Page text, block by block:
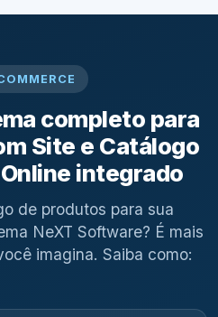
completo para
Site e Catálogo
integrado
de produtos para sua
NeXT Software? É mais
imagina. Saiba como: